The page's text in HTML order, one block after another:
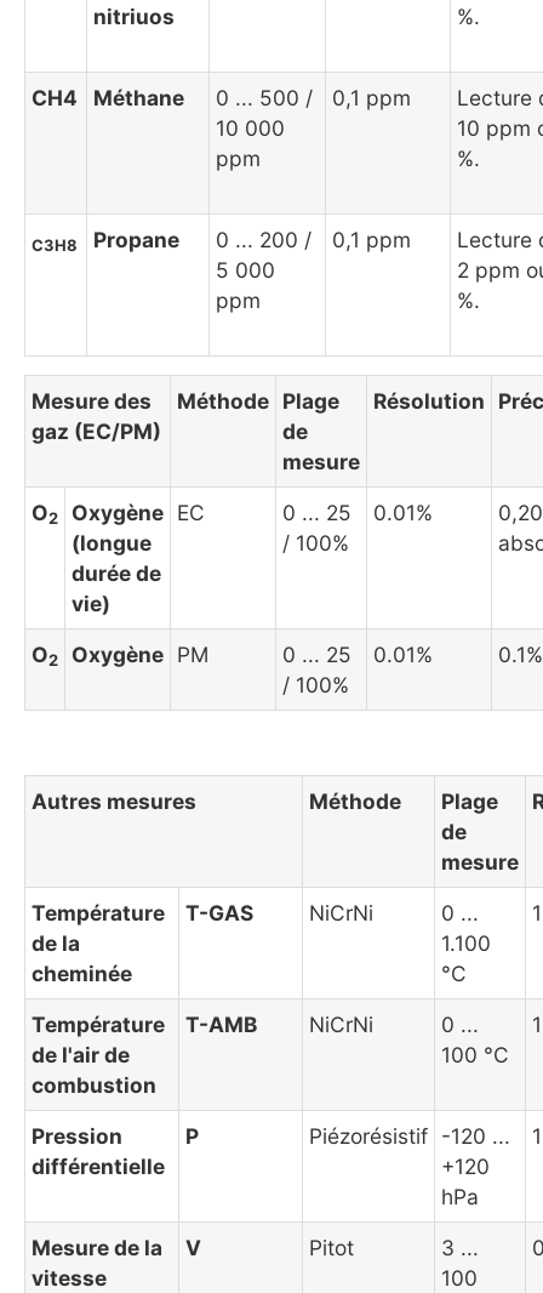
nitriuos
%.
CH4 Méthane
0 ... 500 /
10 000
ppm
0,1 ppm
Lecture
10 ppm
%.
C3H8 Propane
0 ... 200 /
5 000
ppm
0,1 ppm
Lecture
2 ppm
%.
Mesure des
gaz (EC/PM)
Méthode Plage
de
mesure
Résolution
O2
Oxygène
(longue
durée de
vie)
EC
0 ... 25
/ 100%
0.01%
O2 Oxygène PM
0 ... 25
/ 100%
0.01% 0.1%
Autres mesures Méthode
Plage
de
mesure
Température
de la
cheminée
T-GAS NiCrNi
0 ...
1.100
°C
Température
de l'air de
combustion
T-AMB NiCrNi
0 ...
100 °C
Pression
différentielle
P Piézorésistif -120 ...
+120
hPa
Mesure de la
vitesse
V Pitot
3 ...
100